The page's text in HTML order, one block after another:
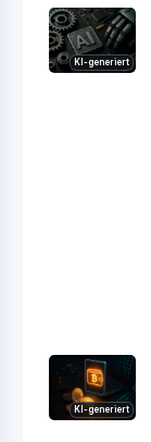
KI-generiert
KI-generiert